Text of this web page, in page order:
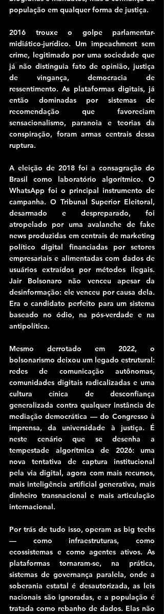
população em qualquer forma de justiça.
2016 trouxe o golpe parlamentar-
midiático-jurídico. Um impeachment sem
crime, legitimado por uma sociedade que
já não distinguia fato de opinião, justiça
de vingança, democracia de
ressentimento. As plataformas digitais, já
então dominadas por sistemas de
recomendação que favoreciam
sensacionalismo, paranoia e teorias da
conspiração, foram armas centrais dessa
ruptura.
A eleição de 2018 foi a consagração do
Brasil como laboratório algorítmico. O
WhatsApp foi o principal instrumento de
campanha. O Tribunal Superior Eleitoral,
desarmado e despreparado, foi
atropelado por uma avalanche de fake
news produzidas em centrais de marketing
político digital financiadas por setores
empresariais e alimentadas com dados de
usuários extraídos por métodos ilegais.
Jair Bolsonaro não venceu apesar da
desinformação: ele venceu por causa dela.
Era o candidato perfeito para um sistema
baseado no ódio, na pós-verdade e na
antipolítica.
Mesmo derrotado em 2022, o
bolsonarismo deixou um legado estrutural:
redes de comunicação autônomas,
comunidades digitais radicalizadas e uma
cultura cínica de desconfiança
generalizada contra qualquer instância de
mediação democrática — do Congresso à
imprensa, da universidade à justiça. É
neste cenário que se desenha a
tempestade algorítmica de 2026: uma
nova tentativa de captura institucional
pela via digital, agora com mais recursos,
mais inteligência artificial generativa, mais
dinheiro transnacional e mais articulação
internacional.
Por trás de tudo isso, operam as big techs
— como infraestruturas, como
ecossistemas e como agentes ativos. As
plataformas tornaram-se, na prática,
sistemas de governança paralela, onde a
soberania estatal é desautorizada, as leis
nacionais são ignoradas, e a população é
tratada como rebanho de dados. Elas não